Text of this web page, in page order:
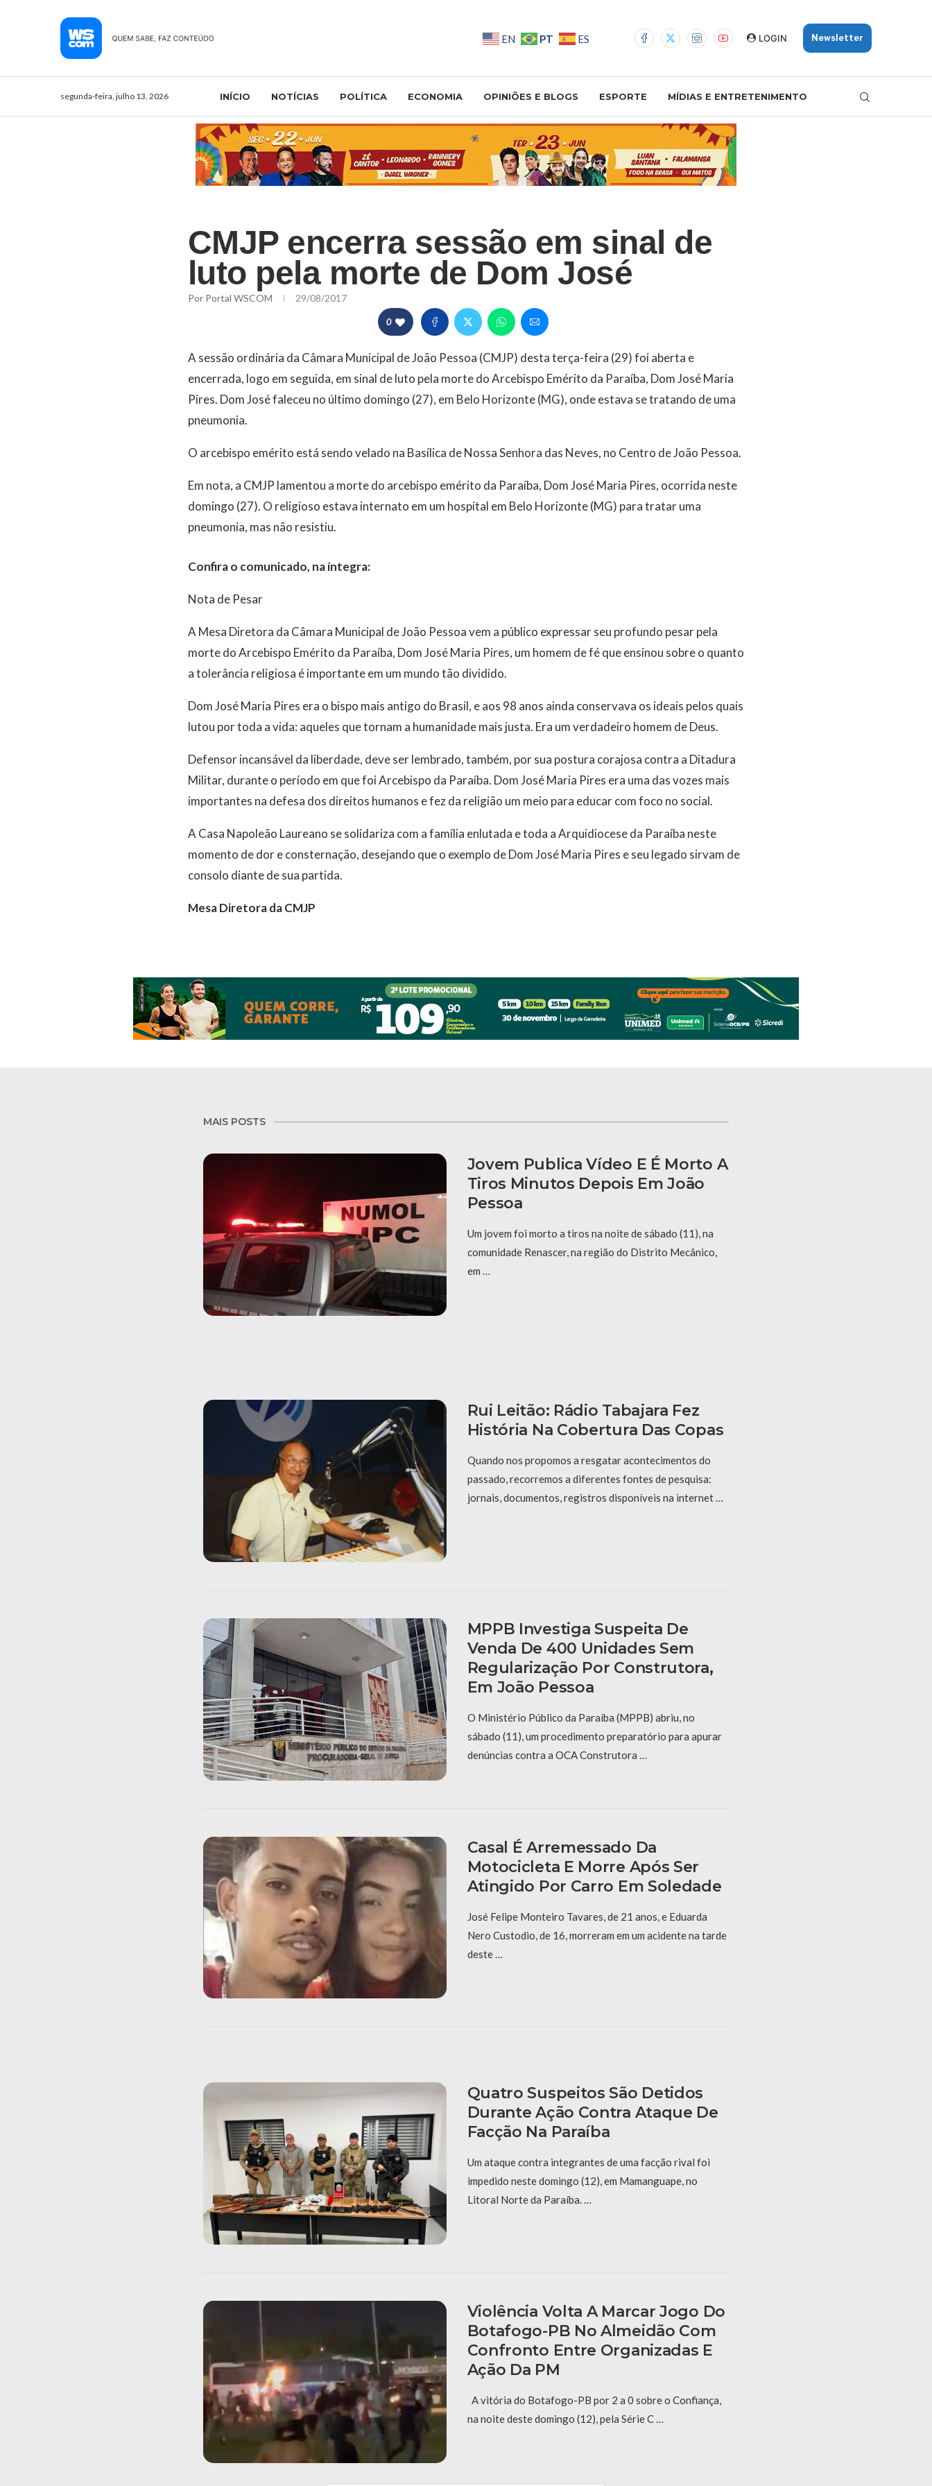
EN PT ES LOGIN Newsletter
segunda-feira, julho 13, 2026 INÍCIO NOTÍCIAS POLÍTICA ECONOMIA OPINIÕES E BLOGS ESPORTE MÍDIAS E ENTRETENIMENTO
CMJP encerra sessão em sinal de
luto pela morte de Dom José
Por Portal WSCOM 29/08/2017
0
A sessão ordinária da Câmara Municipal de João Pessoa (CMJP) desta terça-feira (29) foi aberta e
encerrada, logo em seguida, em sinal de luto pela morte do Arcebispo Emérito da Paraíba, Dom José Maria
Pires. Dom José faleceu no último domingo (27), em Belo Horizonte (MG), onde estava se tratando de uma
pneumonia.
O arcebispo emérito está sendo velado na Basílica de Nossa Senhora das Neves, no Centro de João Pessoa.
Em nota, a CMJP lamentou a morte do arcebispo emérito da Paraíba, Dom José Maria Pires, ocorrida neste
domingo (27). O religioso estava internato em um hospital em Belo Horizonte (MG) para tratar uma
pneumonia, mas não resistiu.
Confira o comunicado, na íntegra:
Nota de Pesar
A Mesa Diretora da Câmara Municipal de João Pessoa vem a público expressar seu profundo pesar pela
morte do Arcebispo Emérito da Paraíba, Dom José Maria Pires, um homem de fé que ensinou sobre o quanto
a tolerância religiosa é importante em um mundo tão dividido.
Dom José Maria Pires era o bispo mais antigo do Brasil, e aos 98 anos ainda conservava os ideais pelos quais
lutou por toda a vida: aqueles que tornam a humanidade mais justa. Era um verdadeiro homem de Deus.
Defensor incansável da liberdade, deve ser lembrado, também, por sua postura corajosa contra a Ditadura
Militar, durante o período em que foi Arcebispo da Paraíba. Dom José Maria Pires era uma das vozes mais
importantes na defesa dos direitos humanos e fez da religião um meio para educar com foco no social.
A Casa Napoleão Laureano se solidariza com a família enlutada e toda a Arquidiocese da Paraíba neste
momento de dor e consternação, desejando que o exemplo de Dom José Maria Pires e seu legado sirvam de
consolo diante de sua partida.
Mesa Diretora da CMJP
MAIS POSTS
Jovem Publica Vídeo E É Morto A
Tiros Minutos Depois Em João
Pessoa
Um jovem foi morto a tiros na noite de sábado (11), na
comunidade Renascer, na região do Distrito Mecânico,
em …
Rui Leitão: Rádio Tabajara Fez
História Na Cobertura Das Copas
Quando nos propomos a resgatar acontecimentos do
passado, recorremos a diferentes fontes de pesquisa:
jornais, documentos, registros disponíveis na internet …
MPPB Investiga Suspeita De
Venda De 400 Unidades Sem
Regularização Por Construtora,
Em João Pessoa
O Ministério Público da Paraíba (MPPB) abriu, no
sábado (11), um procedimento preparatório para apurar
denúncias contra a OCA Construtora …
Casal É Arremessado Da
Motocicleta E Morre Após Ser
Atingido Por Carro Em Soledade
José Felipe Monteiro Tavares, de 21 anos, e Eduarda
Nero Custodio, de 16, morreram em um acidente na tarde
deste …
Quatro Suspeitos São Detidos
Durante Ação Contra Ataque De
Facção Na Paraíba
Um ataque contra integrantes de uma facção rival foi
impedido neste domingo (12), em Mamanguape, no
Litoral Norte da Paraíba. …
Violência Volta A Marcar Jogo Do
Botafogo-PB No Almeidão Com
Confronto Entre Organizadas E
Ação Da PM
A vitória do Botafogo-PB por 2 a 0 sobre o Confiança,
na noite deste domingo (12), pela Série C …